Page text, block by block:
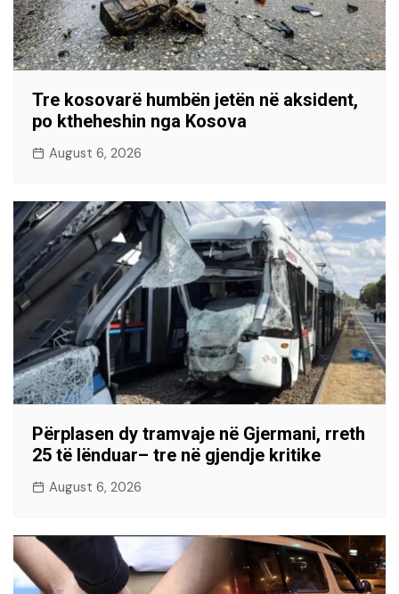
Tre kosovarë humbën jetën në aksident,
po ktheheshin nga Kosova
August 6, 2026
Përplasen dy tramvaje në Gjermani, rreth
25 të lënduar– tre në gjendje kritike
August 6, 2026